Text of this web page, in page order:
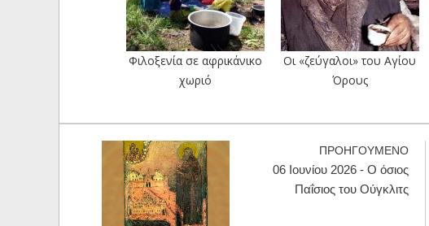
Φιλοξενία σε αφρικάνικο
χωριό
Οι «ζεύγαλοι» του Αγίου
Όρους
ΠΡΟΗΓΟΥΜΕΝΟ
06 Ιουνίου 2026 - Ο όσιος
Παΐσιος του Ούγκλιτς